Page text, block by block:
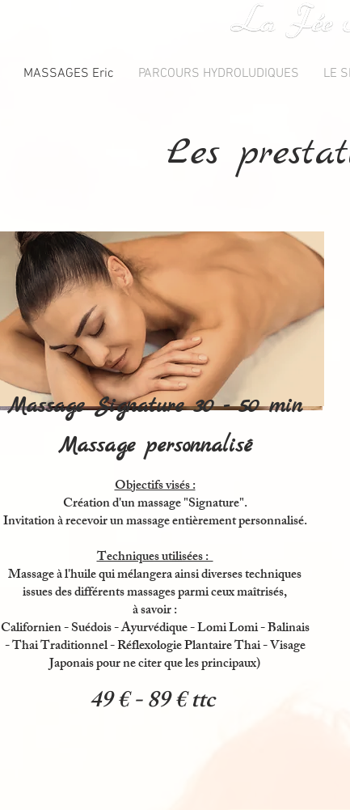
MASSAGES Eric PARCOURS HYDROLUDIQUES LE
Les
Massage Signature30 - 50 min
Massage personnalisé
Objectifs visés :
Création d'un massage "Signature".
Invitation à recevoir un massage entièrement personnalisé.
Techniques utilisées :
Massage à l'huile qui mélangera ainsi diverses techniques
issues des différents massages parmi ceux maîtrisés,
à savoir :
Californien - Suédois - Ayurvédique - Lomi Lomi - Balinais
- Thai Traditionnel - Réflexologie Plantaire Thai - Visage
Japonais pour ne citer que les principaux)
49 € - 89 € ttc